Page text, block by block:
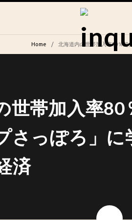
Home 北海道内の世帯加入率80％超える生活協同組合「コープさっ
世帯加入率
さっぽろ」に
済